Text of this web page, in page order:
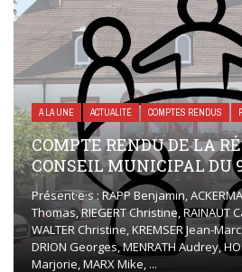
A LA UNE ACTUALITÉ COMPTES RENDUS
COMPTE RENDU DE LA
CONSEIL MUNICIPAL DU
Présent·e·s : RAPP Benjamin,
Thomas, RIEGERT Christine, RAINAUT
WALTER Christine, KREMSER Jean-
DRION Georges, MENRATH Audrey,
Marjorie, MARX Mike, ...